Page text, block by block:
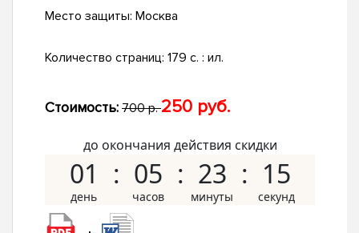
Место защиты: Москва
Количество страниц: 179 с. : ил.
Стоимость: 700 р.250 руб.
до окончания действия скидки
01 05 23 14